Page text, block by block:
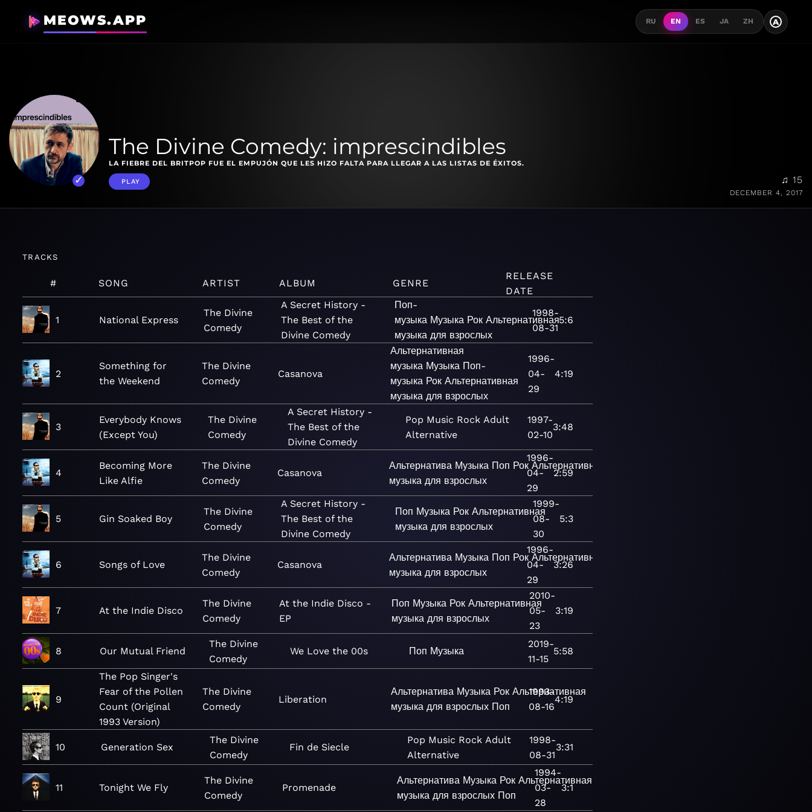
MEOWS.APP RU EN ES JA ZH A
The Divine Comedy: imprescindibles
LA FIEBRE DEL BRITPOP FUE EL EMPUJÓN QUE LES HIZO FALTA PARA LLEGAR A LAS LISTAS DE ÉXITOS.
PLAY ♫ 15
DECEMBER 4, 2017
TRACKS
# SONG ARTIST ALBUM GENRE
RELEASE
DATE
1 National Express
The Divine
Comedy
A Secret History -
The Best of the
Divine Comedy
Поп-
музыка Музыка Рок Альтернативная
музыка для взрослых
1998-
08-31
5:6
2
Something for
the Weekend
The Divine
Comedy
Casanova
Альтернативная
музыка Музыка Поп-
музыка Рок Альтернативная
музыка для взрослых
1996-
04-
29
4:19
3
Everybody Knows
(Except You)
The Divine
Comedy
A Secret History -
The Best of the
Divine Comedy
Pop Music Rock Adult
Alternative
1997-
02-10
3:48
4
Becoming More
Like Alfie
The Divine
Comedy
Casanova
Альтернатива Музыка Поп Рок Альтернативная
музыка для взрослых
1996-
04-
29
2:59
5 Gin Soaked Boy
The Divine
Comedy
A Secret History -
The Best of the
Divine Comedy
Поп Музыка Рок Альтернативная
музыка для взрослых
1999-
08-
30
5:3
6 Songs of Love
The Divine
Comedy
Casanova
Альтернатива Музыка Поп Рок Альтернативная
музыка для взрослых
1996-
04-
29
3:26
7 At the Indie Disco
The Divine
Comedy
At the Indie Disco -
EP
Поп Музыка Рок Альтернативная
музыка для взрослых
2010-
05-
23
3:19
8 Our Mutual Friend
The Divine
Comedy
We Love the 00s Поп Музыка
2019-
11-15
5:58
9
The Pop Singer's
Fear of the Pollen
Count (Original
1993 Version)
The Divine
Comedy
Liberation
Альтернатива Музыка Рок Альтернативная
музыка для взрослых Поп
1993-
08-16
4:19
10 Generation Sex
The Divine
Comedy
Fin de Siecle
Pop Music Rock Adult
Alternative
1998-
08-31
3:31
11 Tonight We Fly
The Divine
Comedy
Promenade
Альтернатива Музыка Рок Альтернативная
музыка для взрослых Поп
1994-
03-
28
3:1